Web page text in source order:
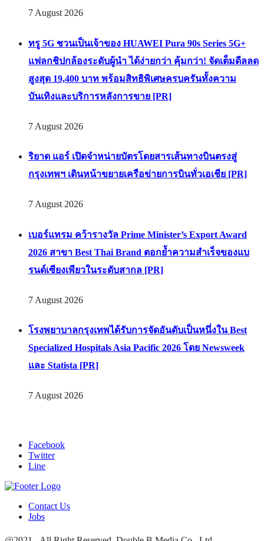
7 August 2026
ทรู 5G ชวนเป็นเจ้าของ HUAWEI Pura 90s Series 5G+
แฟลกชิปกล้องระดับผู้นำ ได้ง่ายกว่า คุ้มกว่า! จัดเต็มดีลลด
สูงสุด 19,400 บาท พร้อมสิทธิพิเศษครบครันทั้งความ
บันเทิงและบริการหลังการขาย [PR]
7 August 2026
ริยาด แอร์ เปิดจำหน่ายบัตรโดยสารเส้นทางบินตรงสู่
กรุงเทพฯ เดินหน้าขยายเครือข่ายการบินทั่วเอเชีย [PR]
7 August 2026
เบอร์แทรม คว้ารางวัล Prime Minister’s Export Award
2026 สาขา Best Thai Brand ตอกย้ำความสำเร็จของแบ
รนด์เซียงเพียวในระดับสากล [PR]
7 August 2026
โรงพยาบาลกรุงเทพได้รับการจัดอันดับเป็นหนึ่งใน Best
Specialized Hospitals Asia Pacific 2026 โดย Newsweek
และ Statista [PR]
7 August 2026
Facebook
Twitter
Line
Contact Us
Jobs